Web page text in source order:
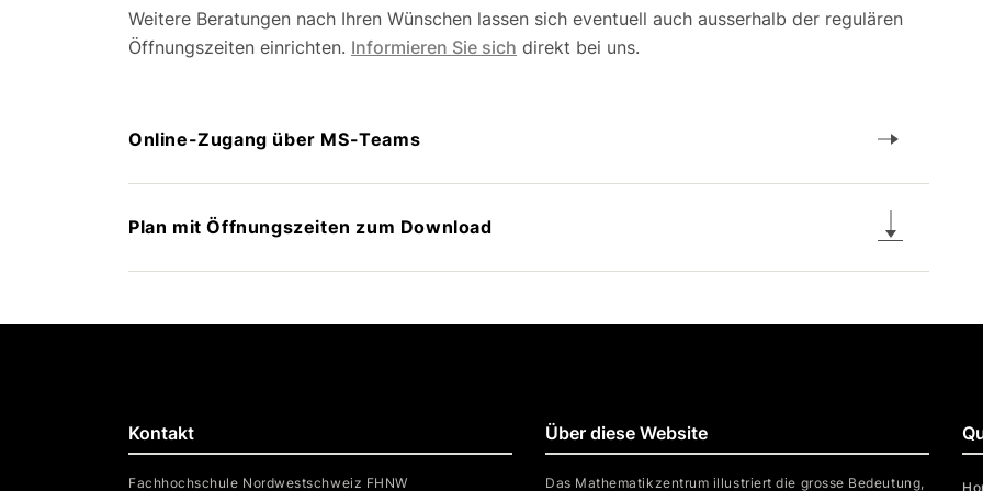
Weitere Beratungen nach Ihren Wünschen lassen sich eventuell auch ausserhalb der regulären
Öffnungszeiten einrichten. Informieren Sie sich direkt bei uns.
Online-Zugang über MS-Teams
Plan mit Öffnungszeiten zum Download
Kontakt
Fachhochschule Nordwestschweiz FHNW
Über diese Website
Das Mathematikzentrum illustriert die grosse Bedeutung,